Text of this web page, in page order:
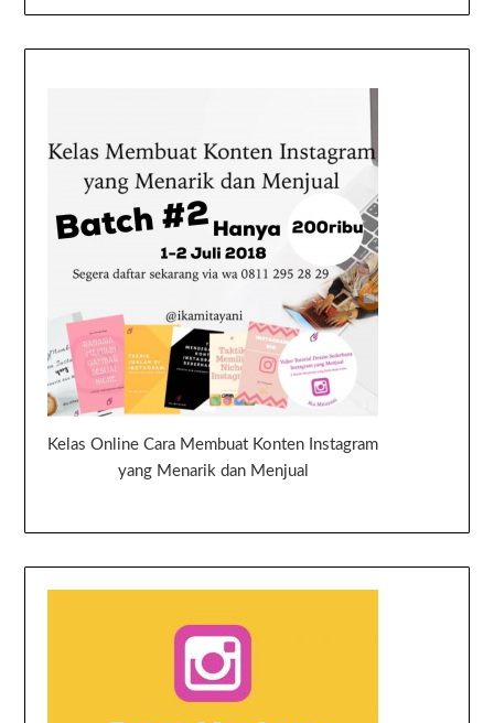
Kelas Online Cara Membuat Konten Instagram
yang Menarik dan Menjual